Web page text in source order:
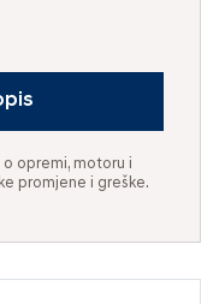
opremi, motoru i
promjene i greške.